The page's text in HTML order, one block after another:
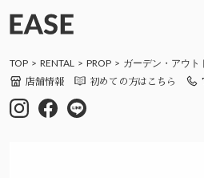
TOP RENTAL PROP ガーデン・アウト
店舗情報 初めての方はこちら